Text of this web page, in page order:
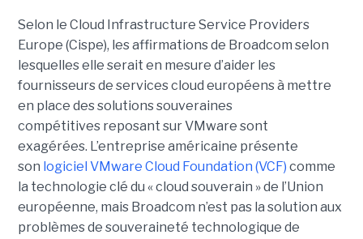
Selon le Cloud Infrastructure Service Providers
Europe (Cispe), les affirmations de Broadcom selon
lesquelles elle serait en mesure d’aider les
fournisseurs de services cloud européens à mettre
en place des solutions souveraines
compétitives reposant sur VMware sont
exagérées. L’entreprise américaine présente
son logiciel VMware Cloud Foundation (VCF) comme
la technologie clé du « cloud souverain » de l’Union
européenne, mais Broadcom n’est pas la solution aux
problèmes de souveraineté technologique de